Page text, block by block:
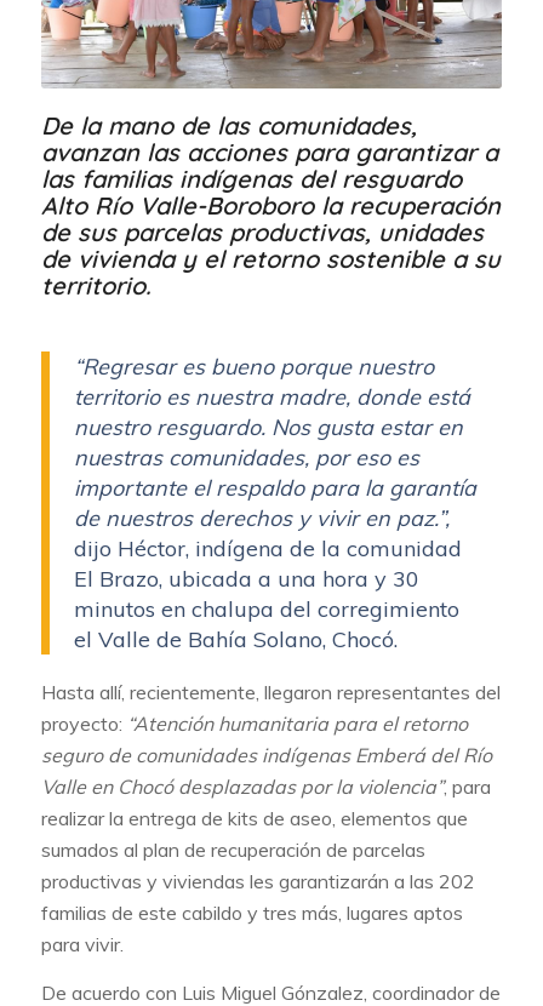
De la mano de las comunidades,
avanzan las acciones para garantizar a
las familias indígenas del resguardo
Alto Río Valle-Boroboro la recuperación
de sus parcelas productivas, unidades
de vivienda y el retorno sostenible a su
territorio.
“Regresar es bueno porque nuestro
territorio es nuestra madre, donde está
nuestro resguardo. Nos gusta estar en
nuestras comunidades, por eso es
importante el respaldo para la garantía
de nuestros derechos y vivir en paz.”,
dijo Héctor, indígena de la comunidad
El Brazo, ubicada a una hora y 30
minutos en chalupa del corregimiento
el Valle de Bahía Solano, Chocó.
Hasta allí, recientemente, llegaron representantes del
proyecto: “Atención humanitaria para el retorno
seguro de comunidades indígenas Emberá del Río
Valle en Chocó desplazadas por la violencia”, para
realizar la entrega de kits de aseo, elementos que
sumados al plan de recuperación de parcelas
productivas y viviendas les garantizarán a las 202
familias de este cabildo y tres más, lugares aptos
para vivir.
De acuerdo con Luis Miguel Gónzalez, coordinador de